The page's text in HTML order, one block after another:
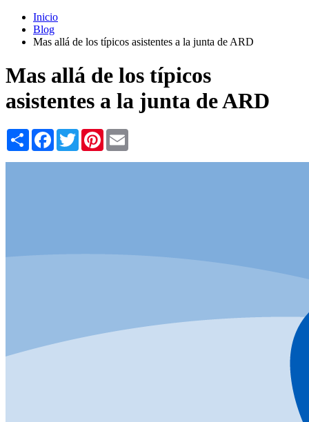
Inicio
Blog
Mas allá de los típicos asistentes a la junta de ARD
Mas allá de los típicos
asistentes a la junta de ARD
Share Facebook
TwitterPinterest